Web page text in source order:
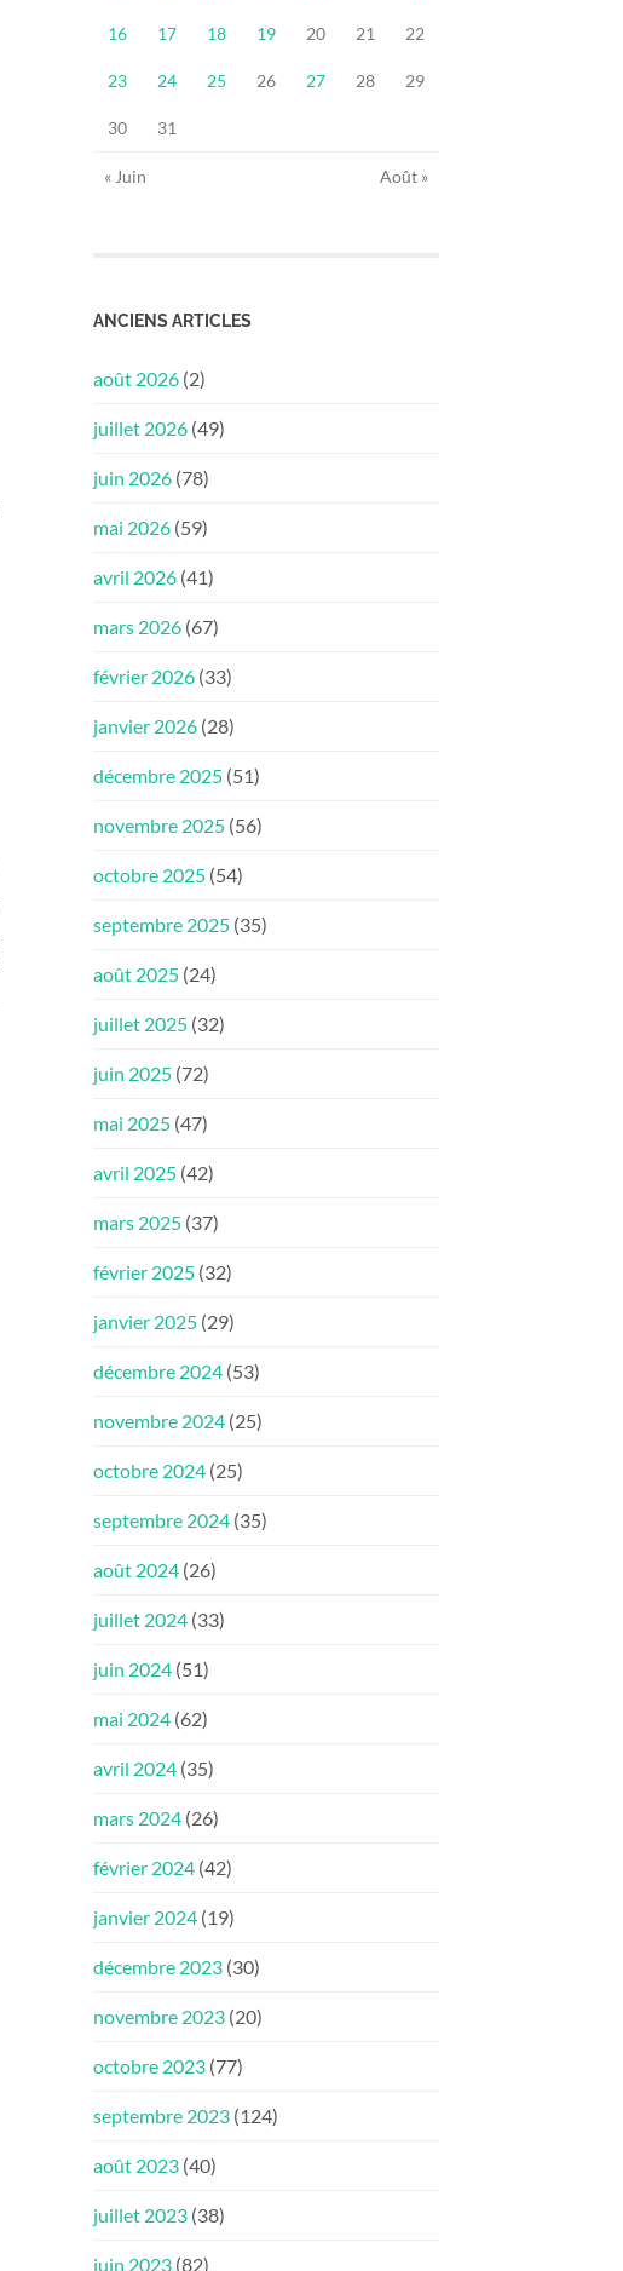
16 17 18 19 20 21 22
23 24 25 26 27 28 29
30 31
« Juin Août »
ANCIENS ARTICLES
août 2026 (2)
juillet 2026 (49)
juin 2026 (78)
mai 2026 (59)
avril 2026 (41)
mars 2026 (67)
février 2026 (33)
janvier 2026 (28)
décembre 2025 (51)
novembre 2025 (56)
octobre 2025 (54)
septembre 2025 (35)
août 2025 (24)
juillet 2025 (32)
juin 2025 (72)
mai 2025 (47)
avril 2025 (42)
mars 2025 (37)
février 2025 (32)
janvier 2025 (29)
décembre 2024 (53)
novembre 2024 (25)
octobre 2024 (25)
septembre 2024 (35)
août 2024 (26)
juillet 2024 (33)
juin 2024 (51)
mai 2024 (62)
avril 2024 (35)
mars 2024 (26)
février 2024 (42)
janvier 2024 (19)
décembre 2023 (30)
novembre 2023 (20)
octobre 2023 (77)
septembre 2023 (124)
août 2023 (40)
juillet 2023 (38)
juin 2023 (82)